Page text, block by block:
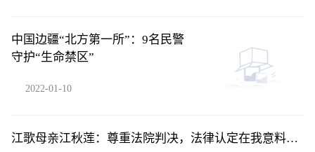
中国边疆“北方第一所”：9名民警
守护“生命禁区”
2022-01-10
江歌母亲江秋莲：尊重法院判决，法律认定在我意料之